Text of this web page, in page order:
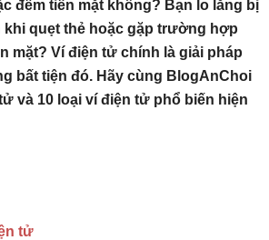
đếm tiền mặt không? Bạn lo lắng bị
khi quẹt thẻ hoặc gặp trường hợp
mặt? Ví điện tử chính là giải pháp
bất tiện đó. Hãy cùng BlogAnChoi
và 10 loại ví điện tử phổ biến hiện
tử